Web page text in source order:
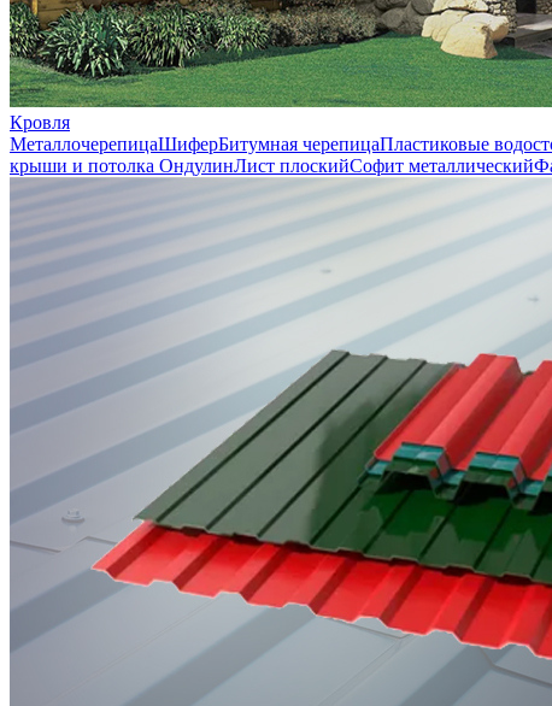
Кровля
МеталлочерепицаШиферБитумная черепицаПластиковые
крыши и потолка ОндулинЛист плоскийСофит металлический